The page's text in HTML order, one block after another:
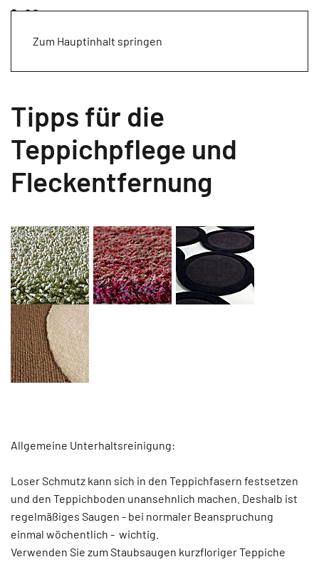
Zum Hauptinhalt springen
Tipps für die
Teppichpflege und
Fleckentfernung
Allgemeine Unterhaltsreinigung:
Loser Schmutz kann sich in den Teppichfasern festsetzen
und den Teppichboden unansehnlich machen. Deshalb ist
regelmäßiges Saugen - bei normaler Beanspruchung
einmal wöchentlich - wichtig.
Verwenden Sie zum Staubsaugen kurzfloriger Teppiche